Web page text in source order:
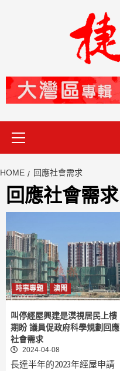
HOME 回應社會需求
回應社會需求
時事專題 澳聞
叫停經屋興建是漠視居民上樓
期盼 議員促政府科學規劃回應
社會需求
2024-04-08
長達半年的2023年經屋申請